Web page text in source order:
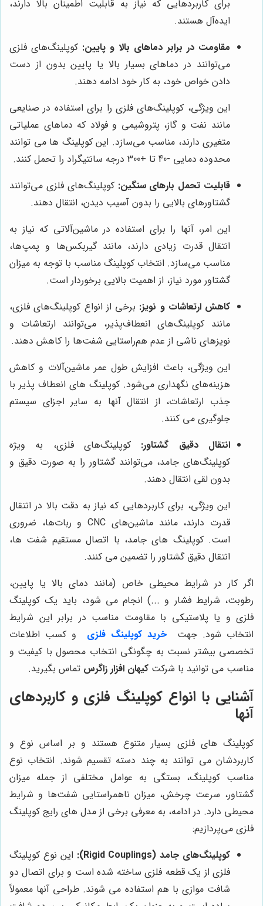
برای کاربردهایی که نیاز به قابلیت اطمینان بالا دارند،
ایده‌آل هستند.
مقاومت در برابر دماهای بالا و پایین: کوپلینگ‌های فلزی
می‌توانند در دماهای بسیار بالا یا پایین بدون از دست
دادن خواص خود، به کار خود ادامه دهند.
این ویژگی، کوپلینگ‌های فلزی را برای استفاده در صنایعی
مانند نفت و گاز، پتروشیمی و فولاد که دماهای عملیاتی
متغیری دارند، مناسب می‌سازد. این کوپلینگ ها می توانند
محدوده دمایی -40 تا +300 درجه سانتیگراد را تحمل کنند.
قابلیت تحمل بارهای سنگین: کوپلینگ‌های فلزی می‌توانند
گشتاورهای بالایی را بدون آسیب دیدن، انتقال دهند.
این امر، آنها را برای استفاده در ماشین‌آلاتی که نیاز به
انتقال قدرت زیادی دارند، مانند گیربکس‌ها و پمپ‌ها،
مناسب می‌سازد. انتخاب کوپلینگ مناسب با توجه به میزان
گشتاور مورد نیاز، از اهمیت بالایی برخوردار است.
کاهش ارتعاشات و نویز: برخی از انواع کوپلینگ‌های فلزی،
مانند کوپلینگ‌های انعطاف‌پذیر، می‌توانند ارتعاشات و
نویزهای ناشی از عدم هم‌راستایی شفت‌ها را کاهش دهند.
این ویژگی، باعث افزایش طول عمر ماشین‌آلات و کاهش
هزینه‌های نگهداری می‌شود. کوپلینگ های انعطاف پذیر با
جذب ارتعاشات، از انتقال آنها به سایر اجزای سیستم
جلوگیری می کنند.
انتقال دقیق گشتاور: کوپلینگ‌های فلزی، به ویژه
کوپلینگ‌های جامد، می‌توانند گشتاور را به صورت دقیق و
بدون لقی انتقال دهند.
این ویژگی، برای کاربردهایی که نیاز به دقت بالا در انتقال
قدرت دارند، مانند ماشین‌های CNC و ربات‌ها، ضروری
است. کوپلینگ های جامد، با اتصال مستقیم شفت ها،
انتقال دقیق گشتاور را تضمین می کنند.
اگر کار در شرایط محیطی خاص (مانند دمای بالا یا پایین،
رطوبت، شرایط فشار و ...) انجام می‌ شود، باید یک کوپلینگ
فلزی و یا پلاستیکی با مقاومت مناسب در برابر این شرایط
انتخاب شود. جهت
خرید کوپلینگ فلزی
و کسب اطلاعات
تخصصی بیشتر نسبت به چگونگی انتخاب محصول با کیفیت و
مناسب می توانید با شرکت کیهان افزار زاگرس تماس بگیرید.
آشنایی با انواع کوپلینگ فلزی و کاربردهای
آنها
کوپلینگ ‌های فلزی بسیار متنوع هستند و بر اساس نوع و
کاربردشان می ‌توانند به چند دسته تقسیم شوند. انتخاب نوع
مناسب کوپلینگ، بستگی به عوامل مختلفی از جمله میزان
گشتاور، سرعت چرخش، میزان ناهمراستایی شفت‌ها و شرایط
محیطی دارد. در ادامه، به معرفی برخی از مدل ‌های رایج کوپلینگ
فلزی می‌پردازیم:
کوپلینگ‌های جامد (Rigid Couplings):
این نوع کوپلینگ
فلزی از یک قطعه فلزی ساخته شده‌ است و برای اتصال دو
شافت موازی با هم استفاده می ‌شوند. طراحی آنها معمولاً